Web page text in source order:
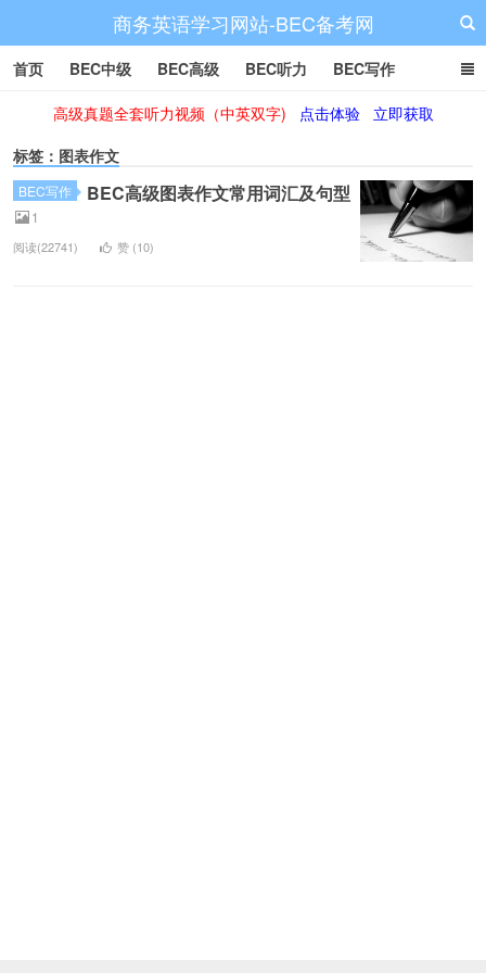
商务英语学习网站-BEC备考网
首页 BEC中级 BEC高级 BEC听力 BEC写作
BEC阅读 BEC词汇 BEC视频 BEC真题 BEC备考
高级真题全套听力视频（中英双字) 点击体验
立即获取
标签：图表作文
BEC写作 BEC高级图表作文常用词汇及句型
1
阅读(22741) 赞 (10)